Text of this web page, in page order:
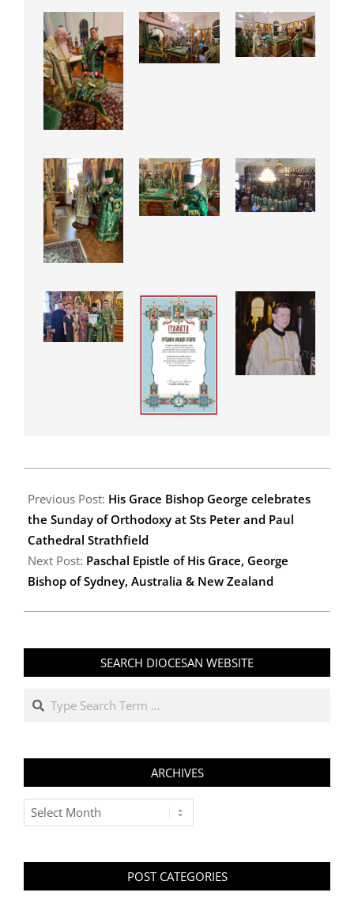
04-
11
Previous Post: His Grace Bishop George celebrates
the Sunday of Orthodoxy at Sts Peter and Paul
Cathedral Strathfield
Next Post: Paschal Epistle of His Grace, George
Bishop of Sydney, Australia & New Zealand
SEARCH DIOCESAN WEBSITE
Search
ARCHIVES
Archives
POST CATEGORIES